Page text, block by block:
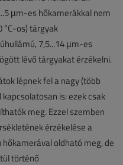
µm-es hőkamerákkal nem
°C-os) tárgyak
7,5...14 µm-es
lévő tárgyakat érzékelni.
lépnek fel a nagy (több
is: ezek csak
meg. Ezzel szemben
érzékelése a
oldható meg, de
történő